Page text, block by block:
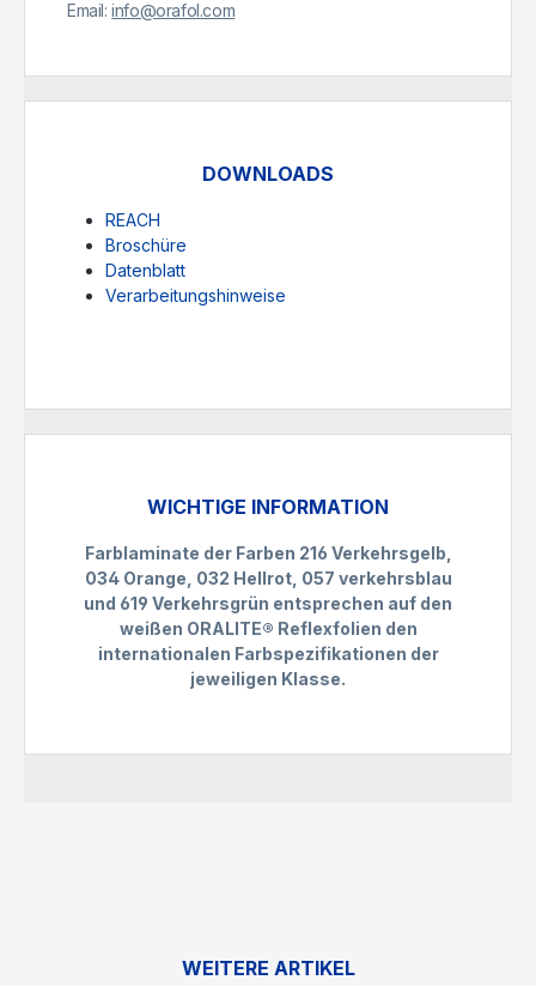
Email: info@orafol.com
DOWNLOADS
REACH
Broschüre
Datenblatt
Verarbeitungshinweise
WICHTIGE INFORMATION
Farblaminate der Farben 216 Verkehrsgelb,
034 Orange, 032 Hellrot, 057 verkehrsblau
und 619 Verkehrsgrün entsprechen auf den
weißen ORALITE® Reflexfolien den
internationalen Farbspezifikationen der
jeweiligen Klasse.
WEITERE ARTIKEL